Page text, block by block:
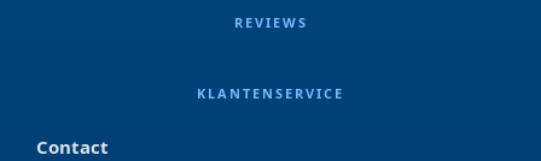
REVIEWS
KLANTENSERVICE
Contact